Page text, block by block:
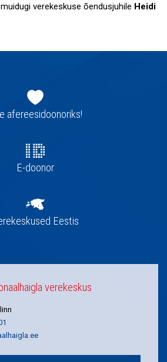
verekeskuse õendusjuhile Heidi
afereesidoonoriks!
E-doonor
Eestis
verekeskus